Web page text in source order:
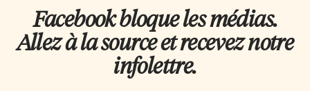
Facebook bloque les médias.
Allez à la source et recevez notre
infolettre.